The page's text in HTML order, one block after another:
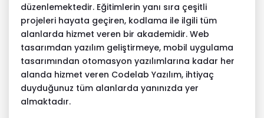
düzenlemektedir. Eğitimlerin yanı sıra çeşitli
projeleri hayata geçiren, kodlama ile ilgili tüm
alanlarda hizmet veren bir akademidir. Web
tasarımdan yazılım geliştirmeye, mobil uygulama
tasarımından otomasyon yazılımlarına kadar her
alanda hizmet veren Codelab Yazılım, ihtiyaç
duyduğunuz tüm alanlarda yanınızda yer
almaktadır.